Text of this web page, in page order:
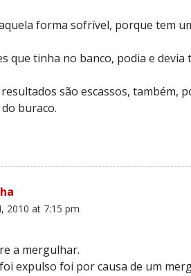
forma sofrível, porque tem
que tinha no banco, podia e
são escassos, também,
buraco.
2010 at 7:15 pm
a mergulhar.
expulso foi por causa de um